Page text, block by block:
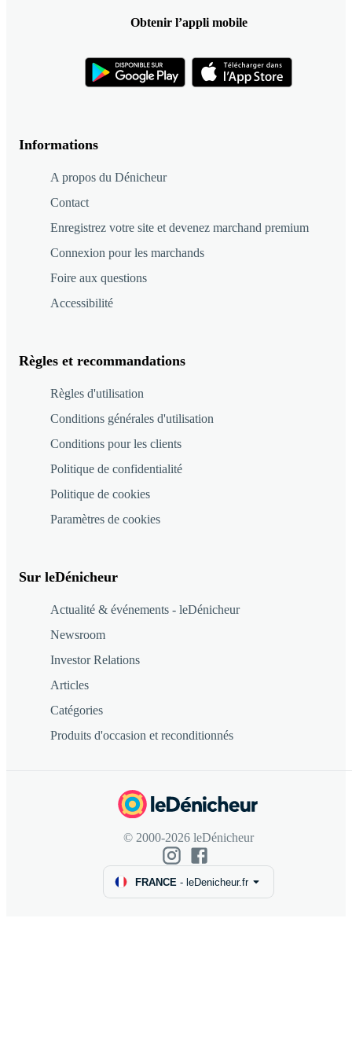
Informations
A propos du Dénicheur
Contact
Enregistrez votre site et devenez marchand premium
Connexion pour les marchands
Foire aux questions
Accessibilité
Règles et recommandations
Règles d'utilisation
Conditions générales d'utilisation
Conditions pour les clients
Politique de confidentialité
Politique de cookies
Paramètres de cookies
Sur leDénicheur
Actualité & événements - leDénicheur
Newsroom
Investor Relations
Articles
Catégories
Produits d'occasion et reconditionnés
Obtenir l’appli mobile
© 2000-2026 leDénicheur
FRANCE - leDenicheur.fr